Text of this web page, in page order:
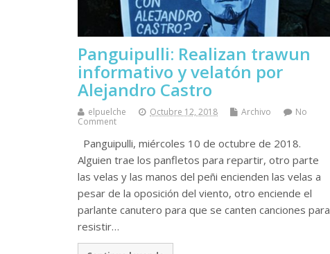
Panguipulli: Realizan trawun
informativo y velatón por
Alejandro Castro
elpuelche Octubre 12, 2018 Archivo
No
Comment
Panguipulli, miércoles 10 de octubre de 2018.
Alguien trae los panfletos para repartir, otro parte
las velas y las manos del peñi encienden las velas a
pesar de la oposición del viento, otro enciende el
parlante canutero para que se canten canciones para
resistir…